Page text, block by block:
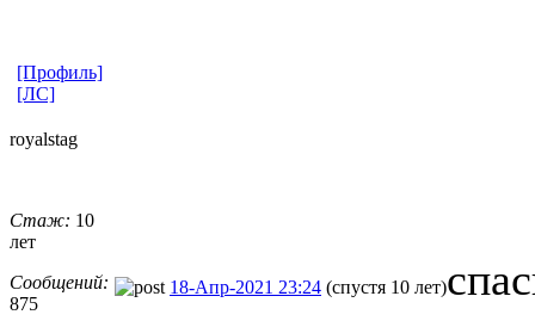
[Профиль]
[ЛС]
royalstag
Стаж: 10
лет
Сообщений:
875
18-Апр-2021 23:24 (спустя 10 лет)